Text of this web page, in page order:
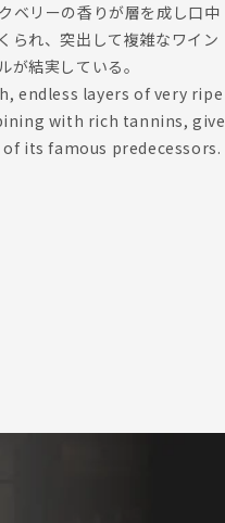
ベリーの香りが層を成し口中
られ、突出して複雑なワイン
結実している。
endless layers of very ripe
with rich tannins, give
its famous predecessors.